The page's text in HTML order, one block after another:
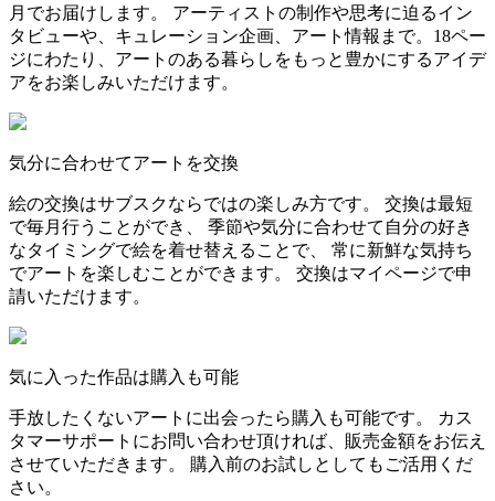
月でお届けします。 アーティストの制作や思考に迫るイン
タビューや、キュレーション企画、アート情報まで。18ペー
ジにわたり、アートのある暮らしをもっと豊かにするアイデ
アをお楽しみいただけます。
気分に合わせてアートを交換
絵の交換はサブスクならではの楽しみ方です。 交換は最短
で毎月行うことができ、 季節や気分に合わせて自分の好き
なタイミングで絵を着せ替えることで、 常に新鮮な気持ち
でアートを楽しむことができます。 交換はマイページで申
請いただけます。
気に入った作品は購入も可能
手放したくないアートに出会ったら購入も可能です。 カス
タマーサポートにお問い合わせ頂ければ、販売金額をお伝え
させていただきます。 購入前のお試しとしてもご活用くだ
さい。